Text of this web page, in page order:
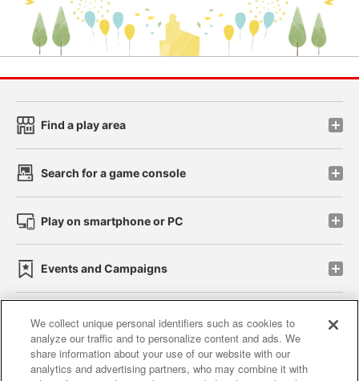
Find a play area
Search for a game console
Play on smartphone or PC
Events and Campaigns
Affiliate Sustainability site policy privacy policy
Web accessibility policy and verification results
We collect unique personal identifiers such as cookies to
analyze our traffic and to personalize content and ads. We
share information about your use of our website with our
analytics and advertising partners, who may combine it with